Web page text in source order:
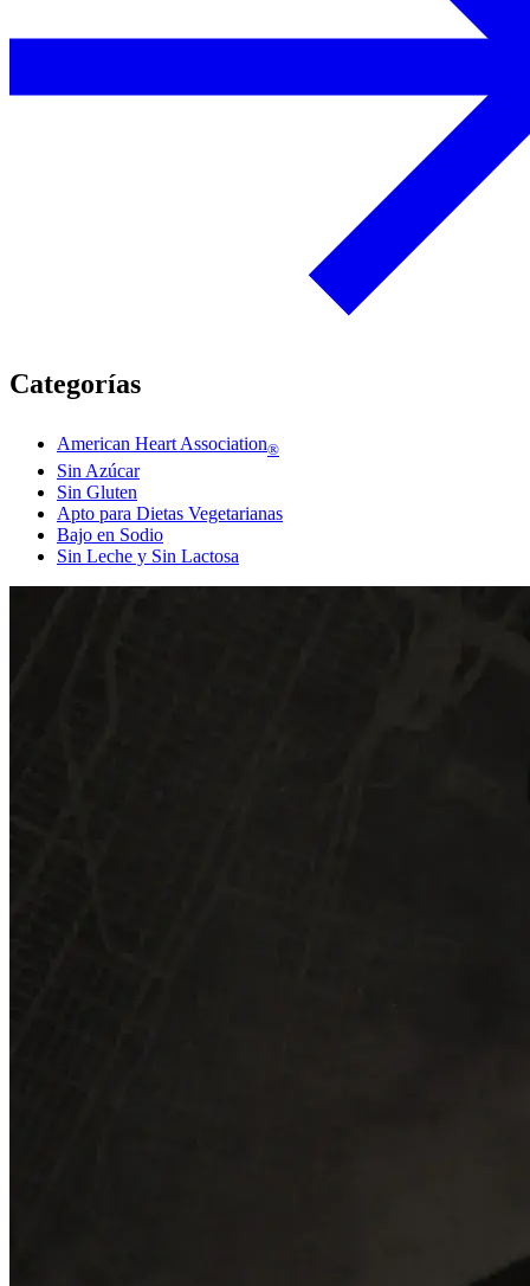
Categorías
American Heart Association®
Sin Azúcar
Sin Gluten
Apto para Dietas Vegetarianas
Bajo en Sodio
Sin Leche y Sin Lactosa